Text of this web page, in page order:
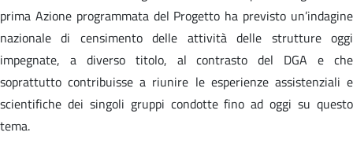
prima Azione programmata del Progetto ha previsto un’indagine
nazionale di censimento delle attività delle strutture oggi
impegnate, a diverso titolo, al contrasto del DGA e che
soprattutto contribuisse a riunire le esperienze assistenziali e
scientifiche dei singoli gruppi condotte fino ad oggi su questo
tema.